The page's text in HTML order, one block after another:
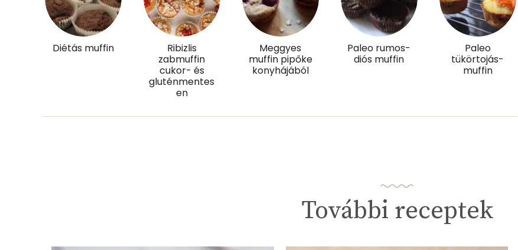
Mangán
1 mg
Szénhidrát
27.7 g
Diétás muffin
Ribizlis
zabmuffin
cukor- és
gluténmentes
en
Meggyes
muffin pipőke
konyhájából
Paleo rumos-
diós muffin
Paleo
tükörtojás-
muffin
További receptek